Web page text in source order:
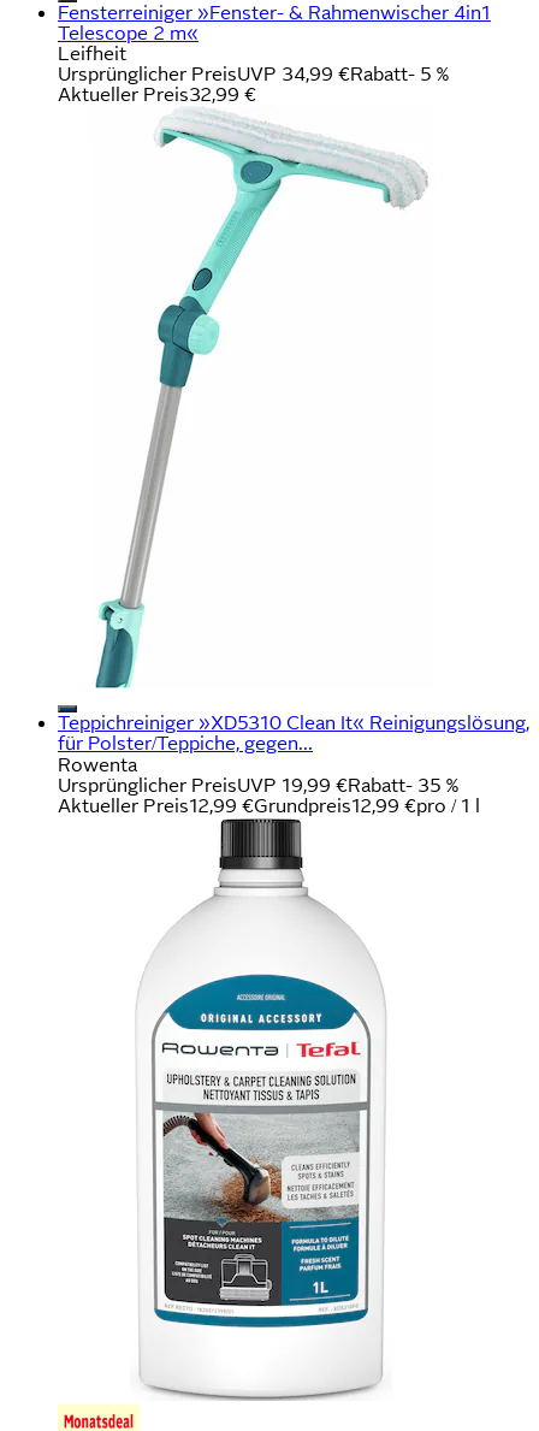
Fensterreiniger »Fenster- & Rahmenwischer 4in1
Telescope 2 m«
Leifheit
Ursprünglicher PreisUVP 34,99 €Rabatt- 5 %
Aktueller Preis32,99 €
Teppichreiniger »XD5310 Clean It« Reinigungslösung,
für Polster/Teppiche, gegen...
Rowenta
Ursprünglicher PreisUVP 19,99 €Rabatt- 35 %
Aktueller Preis12,99 €Grundpreis12,99 €pro / 1 l